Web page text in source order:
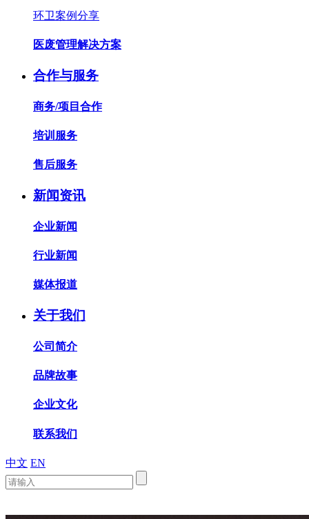
环卫案例分享
医废管理解决方案
合作与服务
商务/项目合作
培训服务
售后服务
新闻资讯
企业新闻
行业新闻
媒体报道
关于我们
公司简介
品牌故事
企业文化
联系我们
中文 EN